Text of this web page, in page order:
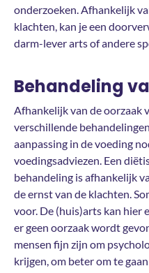
onderzoeken. Afhankelijk
klachten, kan je een
darm-lever arts of andere
Behandeling
Afhankelijk van de oorzaak
verschillende
aanpassing in de voeding
voedingsadviezen. Een
behandeling is afhankelijk
de ernst van de klachten.
voor. De (huis)arts kan hier
er geen oorzaak wordt
mensen fijn zijn om
krijgen, om beter om te